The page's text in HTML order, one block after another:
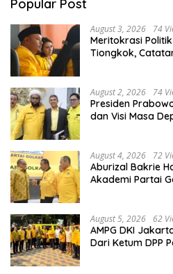
Popular Post
August 3, 2026 74
Meritokrasi
Tiongkok,
August 2, 2026 74
Presiden
dan Visi Masa
August 4, 2026 72
Aburizal Bakrie
Akademi Partai
August 5, 2026 62
AMPG DKI
Dari Ketum DPP